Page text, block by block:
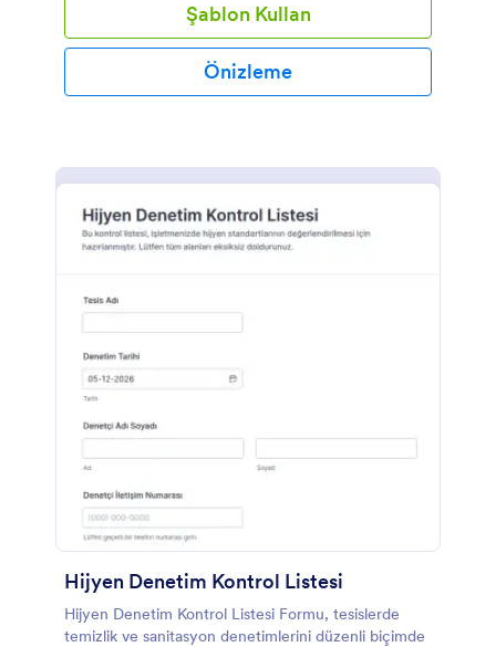
Şablon Kullan
Önizleme
Hijyen Denetim Kontrol Listesi
Hijyen Denetim Kontrol Listesi Formu, tesislerde
temizlik ve sanitasyon denetimlerini düzenli biçimde